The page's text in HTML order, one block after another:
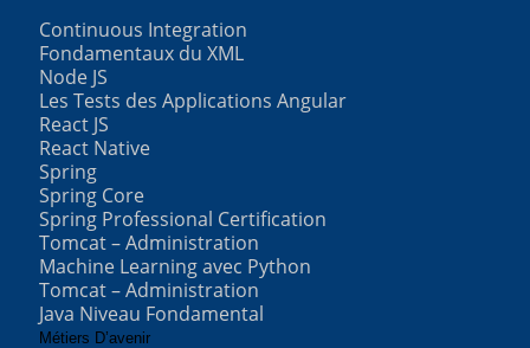
Continuous Integration
Fondamentaux du XML
Node JS
Les Tests des Applications Angular
React JS
React Native
Spring
Spring Core
Spring Professional Certification
Tomcat – Administration
Machine Learning avec Python
Tomcat – Administration
Java Niveau Fondamental
Métiers D’avenir